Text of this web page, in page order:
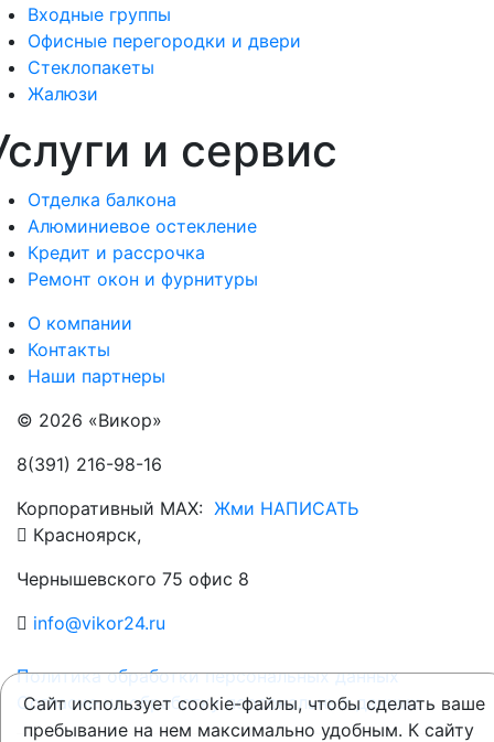
Входные группы
Офисные перегородки и двери
Стеклопакеты
Жалюзи
и сервис
Отделка балкона
Алюминиевое остекление
Кредит и рассрочка
Ремонт окон и фурнитуры
О компании
Контакты
Наши партнеры
© 2026 «Викор»
8(391) 216-98-16
Корпоративный MAX: Жми НАПИСАТЬ
Красноярск,
Чернышевского 75 офис 8
info@vikor24.ru
Политика обработки персональных данных
Согласие на обработку персональных данных
Сайт использует cookie-файлы, чтобы сделать ваше
пребывание на нем максимально удобным. К cайту